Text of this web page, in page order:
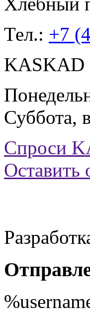
Тел.: +7
KASKAD
Суббота,
Спроси
Оставить